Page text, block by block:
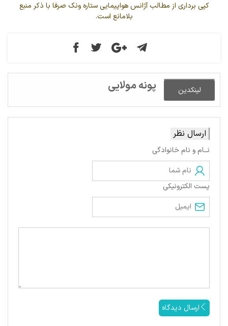
کپی برداری از مطالب آژانس هواپیمایی ستاره ونک صرفا با ذکر منبع
بلامانع است.
لینکدین پونه مولایی
ارسال نظر
نــام و نام خانوادگی
پست الکترونیکی
ارسال دیدگاه